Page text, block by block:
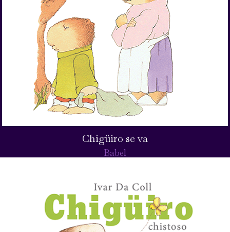
Chigüiro se va
Babel